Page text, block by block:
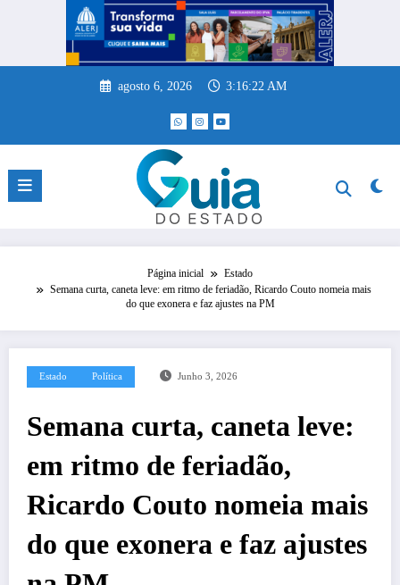
agosto 6, 2026 3:16:23 AM
Página inicial
Estado
Semana curta, caneta leve: em ritmo de feriadão, Ricardo Couto nomeia mais
do que exonera e faz ajustes na PM
Estado Política Junho 3, 2026
Semana curta, caneta leve:
em ritmo de feriadão,
Ricardo Couto nomeia mais
do que exonera e faz ajustes